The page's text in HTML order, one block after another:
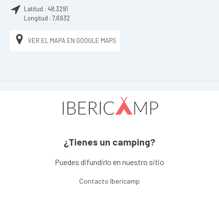
Latitud : 48,3291
Longitud : 7,6932
VER EL MAPA EN GOOGLE MAPS
¿Tienes un camping?
Puedes difundirlo en nuestro sitio
Contacto Ibericamp